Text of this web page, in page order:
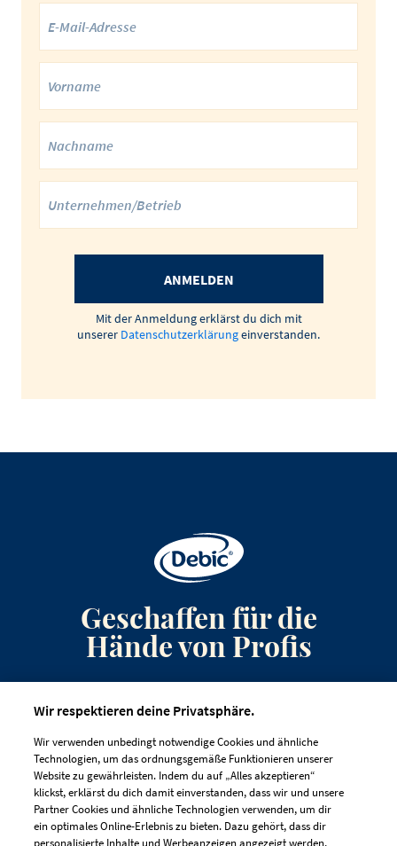
ANMELDEN
Mit der Anmeldung erklärst du dich mit
unserer Datenschutzerklärungeinverstanden.
Geschaffen für die
Hände von Profis
Häufig gestellte Fragen
Wir respektieren deine Privatsphäre.
Wir verwenden unbedingt notwendige Cookies und ähnliche
Technologien, um das ordnungsgemäße Funktionieren unserer
Website zu gewährleisten. Indem du auf „Alles akzeptieren“
klickst, erklärst du dich damit einverstanden, dass wir und unsere
Partner Cookies und ähnliche Technologien verwenden, um dir
ein optimales Online-Erlebnis zu bieten. Dazu gehört, dass dir
personalisierte Inhalte und Werbeanzeigen angezeigt werden,